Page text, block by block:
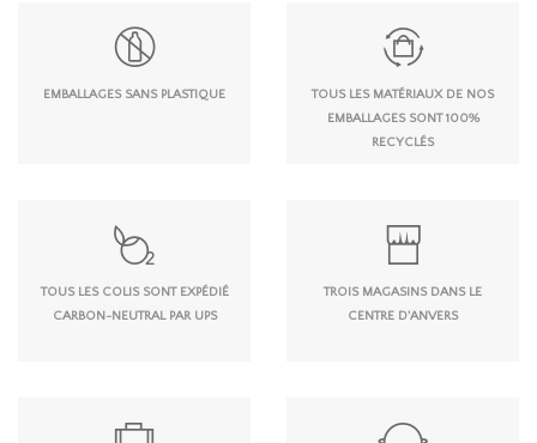
EMBALLAGES SANS PLASTIQUE
TOUS LES MATÉRIAUX DE NOS
EMBALLAGES SONT 100%
RECYCLÉS
TOUS LES COLIS SONT EXPÉDIÉ
CARBON-NEUTRAL PAR UPS
TROIS MAGASINS DANS LE
CENTRE D'ANVERS